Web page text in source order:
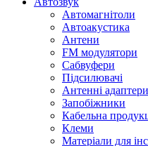
Автомагнітоли
Автоакустика
Антени
FM модулятори
Сабвуфери
Підсилювачі
Антенні адаптери
Запобіжники
Кабельна
Клеми
Матеріали для